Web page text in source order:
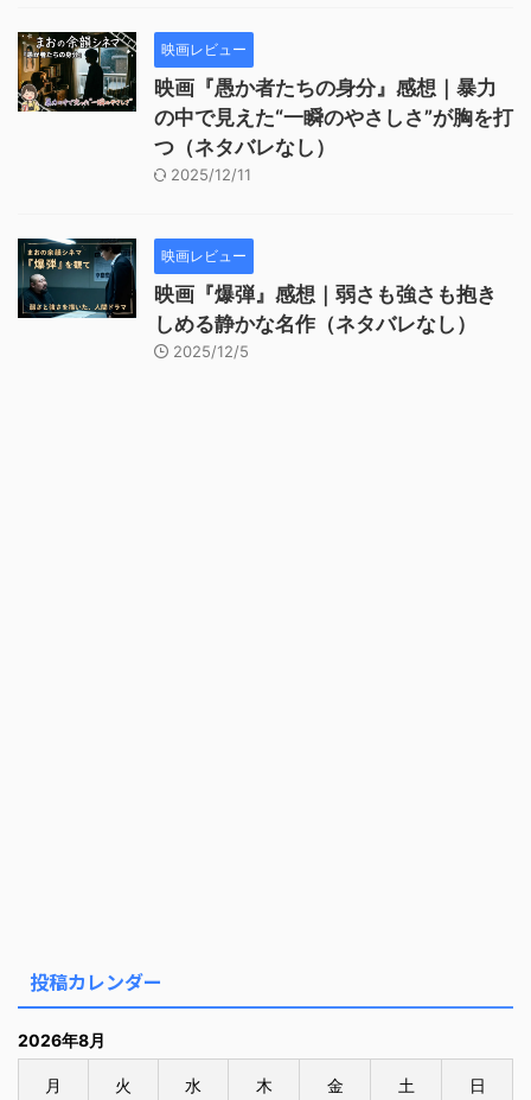
映画レビュー
映画『愚か者たちの身分』感想｜暴力
の中で見えた“一瞬のやさしさ”が胸を打
つ（ネタバレなし）
2025/12/11
映画レビュー
映画『爆弾』感想｜弱さも強さも抱き
しめる静かな名作（ネタバレなし）
2025/12/5
投稿カレンダー
2026年8月
月 火 水 木 金 土 日